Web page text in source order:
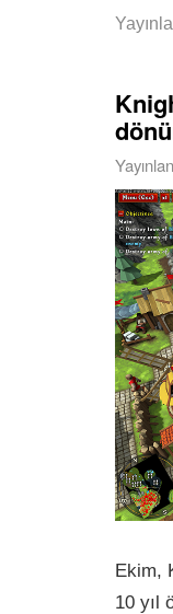
Ekim,
10 yıl